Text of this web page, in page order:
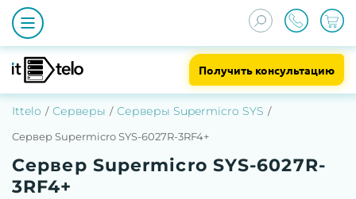
Получить консультацию
Ittelo Серверы Серверы Supermicro SYS
Сервер Supermicro SYS-6027R-3RF4+
Сервер Supermicro SYS-6027R-
3RF4+